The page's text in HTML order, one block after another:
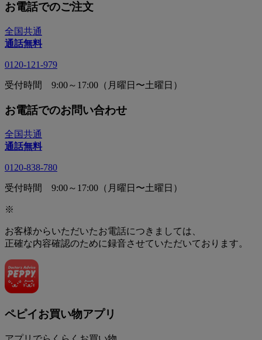
お電話でのご注文
全国共通
通話無料
0120-121-979
受付時間 9:00～17:00（月曜日〜土曜日）
お電話でのお問い合わせ
全国共通
通話無料
0120-838-780
受付時間 9:00～17:00（月曜日〜土曜日）
※
お客様からいただいたお電話につきましては、
正確な内容確認のために録音させていただいております。
ペピイお買い物アプリ